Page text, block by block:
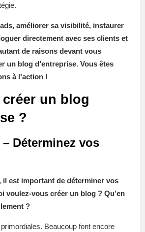
améliorer sa visibilité, instaurer
directement avec ses clients et
de raisons devant vous
un blog d’entreprise. Vous êtes
à l’action !
créer un blog
?
Déterminez vos
il est important de déterminer vos
voulez-vous créer un blog ? Qu’en
?
Beaucoup font encore